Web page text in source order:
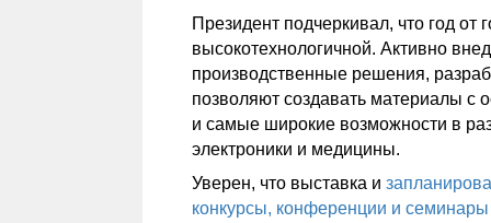
Президент подчеркивал, что год от
высокотехнологичной. Активно
производственные решения,
позволяют создавать материалы с
и самые широкие возможности в
электроники и медицины.
Уверен, что выставка и
конкурсы, конференции и семинары